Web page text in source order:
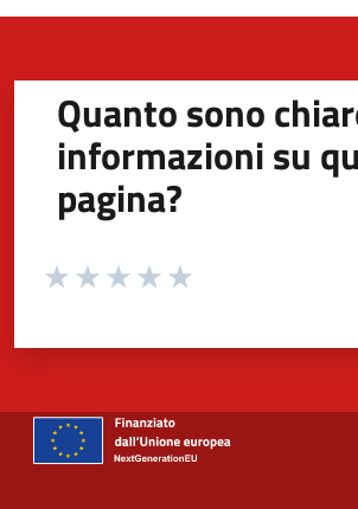
Quanto sono
informazioni su
pagina?
Valuta da 1 a 5 stelle la pagina